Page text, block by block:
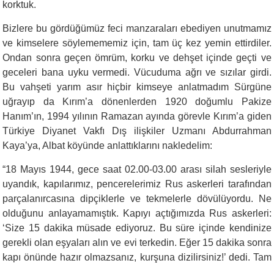
korktuk.
Bizlere bu gördüğümüz feci manzaraları ebediyen unutmamız
ve kimselere söylemememiz için, tam üç kez yemin ettirdiler.
Ondan sonra geçen ömrüm, korku ve dehşet içinde geçti ve
geceleri bana uyku vermedi. Vücuduma ağrı ve sızılar girdi.
Bu vahşeti yarım asır hiçbir kimseye anlatmadım Sürgüne
uğrayıp da Kırım’a dönenlerden 1920 doğumlu Pakize
Hanım’ın, 1994 yılının Ramazan ayında görevle Kırım’a giden
Tür­kiye Diyanet Vakfı Dış ilişkiler Uzmanı Abdurrahman
Kaya’ya, Albat köyünde anlattıklarını nakledelim:
“18 Mayıs 1944, gece saat 02.00-03.00 arası silah sesleriyle
uyandık, kapılarımız, pencerelerimiz Rus askerleri tarafından
parçalanırcasına dipçiklerle ve tekmelerle dövülüyordu. Ne
olduğunu anlayamamıştık. Kapıyı açtığımızda Rus askerleri:
‘Size 15 dakika müsade ediyoruz. Bu süre içinde kendinize
gerekli olan eşyaları alın ve evi terkedin. Eğer 15 dakika sonra
kapı önünde hazır olmazsanız, kurşuna dizilirsiniz!’ dedi. Tam